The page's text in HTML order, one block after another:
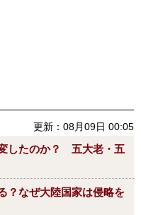
更新：08月09日 00:05
したのか？ 五大老・五
？なぜ大陸国家は侵略を